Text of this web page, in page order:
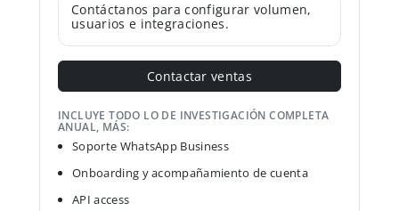
Contáctanos para configurar volumen,
usuarios e integraciones.
Contactar ventas
INCLUYE TODO LO DE INVESTIGACIÓN COMPLETA
ANUAL, MÁS:
Soporte WhatsApp Business
Onboarding y acompañamiento de cuenta
API access